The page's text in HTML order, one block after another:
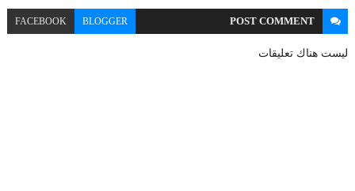
POSTCOMMENT
BLOGGER
FACEBOOK
ليست هناك تعليقات